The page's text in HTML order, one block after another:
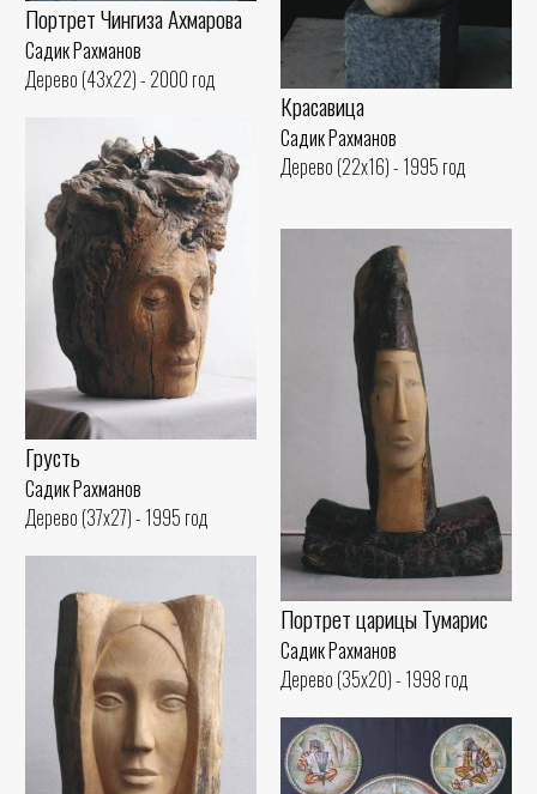
Портрет Чингиза Ахмарова
Садик Рахманов
Дерево (43x22) - 2000 год
Красавица
Садик Рахманов
Дерево (22x16) - 1995 год
Грусть
Садик Рахманов
Дерево (37x27) - 1995 год
Портрет царицы Тумарис
Садик Рахманов
Дерево (35x20) - 1998 год